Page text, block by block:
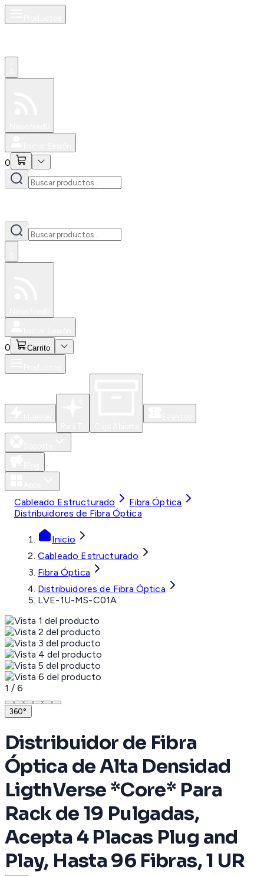
0
0 Carrito
Cableado Estructurado
Fibra Óptica
Distribuidores de Fibra Óptica
Inicio
Cableado Estructurado
Fibra Óptica
Distribuidores de Fibra Óptica
LVE-1U-MS-C01A
1 / 6
360°
Distribuidor de Fibra
Óptica de Alta Densidad
LigthVerse *Core* Para
Rack de 19 Pulgadas,
Acepta 4 Placas Plug and
Play, Hasta 96 Fibras, 1 UR